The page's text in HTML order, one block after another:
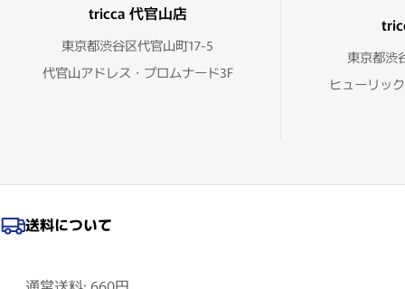
tricca 代官山店
東京都渋谷区代官山町17-5
代官山アドレス・プロムナード3F
東京都渋
ヒューリッ
送料について